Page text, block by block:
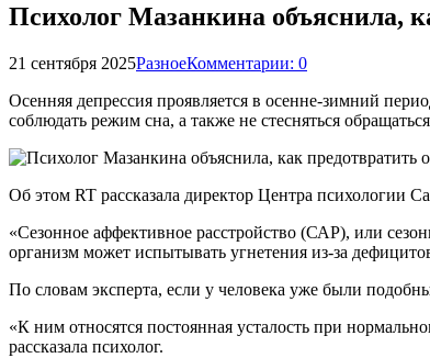
Психолог Мазанкина объяснила,
21 сентября 2025РазноеКомментарии: 0
Осенняя депрессия проявляется в осенне-зимний
соблюдать режим сна, а также не стесняться
Об этом RT рассказала директор Центра
«Сезонное аффективное расстройство (САР), или
организм может испытывать угнетения из-за
По словам эксперта, если у человека уже были
«К ним относятся постоянная усталость при
рассказала психолог.